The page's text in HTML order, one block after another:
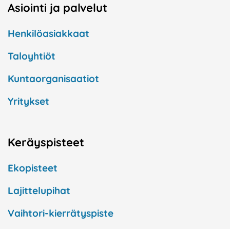
Asiointi ja palvelut
Henkilöasiakkaat
Taloyhtiöt
Kuntaorganisaatiot
Yritykset
Keräyspisteet
Ekopisteet
Lajittelupihat
Vaihtori-kierrätyspiste